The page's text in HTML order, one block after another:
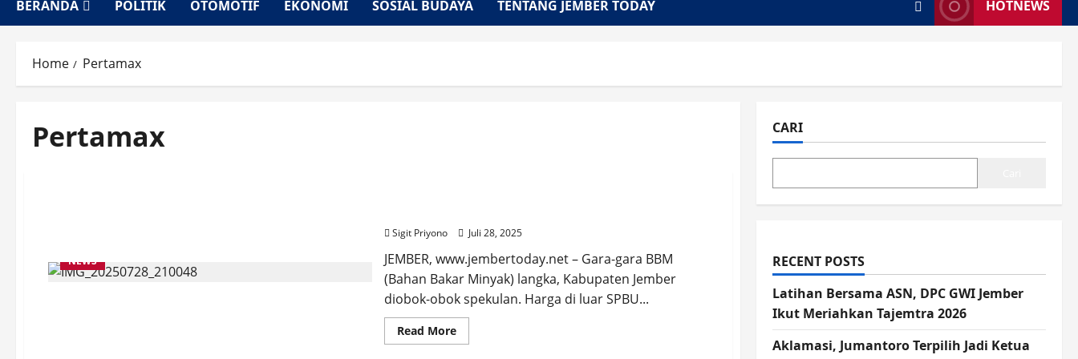
BERANDA POLITIK OTOMOTIF EKONOMI SOSIAL BUDAYA TENTANG JEMBER TODAY HOTNEWS
Home Pertamax
Pertamax
NEWS
Sigit Priyono Juli 28, 2025
JEMBER, www.jembertoday.net – Gara-gara BBM
(Bahan Bakar Minyak) langka, Kabupaten Jember
diobok-obok spekulan. Harga di luar SPBU...
Read MoreRead
more
CARI
RECENT POSTS
Latihan Bersama ASN, DPC GWI Jember
Ikut Meriahkan Tajemtra 2026
Aklamasi, Jumantoro Terpilih Jadi Ketua